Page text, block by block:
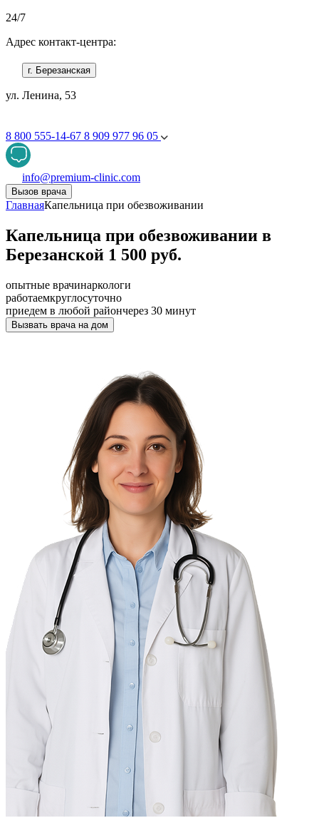
24/7
Адрес контакт-центра:
г. Березанская
ул. Ленина, 53
8 800 555-14-67 8 909 977 96 05
info@premium-clinic.com
Вызов врача
ГлавнаяКапельница при обезвоживании
Капельница при обезвоживании в
Березанской 1 500 руб.
опытные врачинаркологи
работаемкруглосуточно
приедем в любой райончерез 30 минут
Вызвать врача на дом